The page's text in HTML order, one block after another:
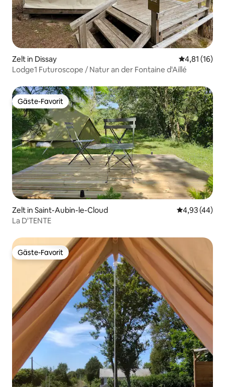
Zelt in Dissay
4,81 (16)
Lodge1 Futuroscope / Natur an der Fontaine d'Aillé
Gäste-Favorit
Gäste-Favorit
Zelt in Saint-Aubin-le-Cloud
4,93 (44)
La D'TENTE
Gäste-Favorit
Gäste-Favorit